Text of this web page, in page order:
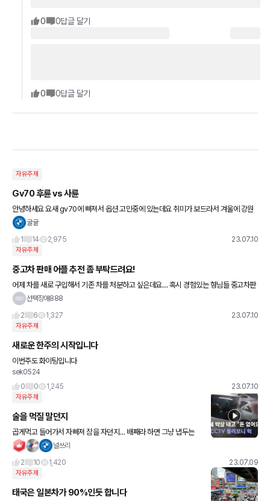
0 0답글 달기
0 0답글 달기
자유주제
Gv70 후륜 vs 사륜
안녕하세요 요새 gv70에 빠져서 옵션 고민중에 있는데요 취미가 보드라서 겨울에 강원
권 스키장으로 자주 다니는상황에서 사륜 도움이 많이 될까요? 윈터타이어는 무조건 장
굴귤
1
14 2,975 23.07.10
자유주제
중고차 판매 어플 추전 좀 부탁드려요!
어제 차를 새로 구입해서 기존 차를 처분하고 싶은데요… 혹시 경험있는 형님들 중고차판
매어플 추전 부탁드립니다. 꾸벅!
선택장애888
2
6 1,327 23.07.10
자유주제
새로운 한주의 시작입니다
이번주도 화이팅입니다
sek0524
0
0 1,245 23.07.10
자유주제
술을 먹질 말던지
곱게먹고 들어가서 자빠져 잠을 자던지… 배째라 하면 그냥 냅두는
널쓰리
2
10 1,420 23.07.09
자유주제
태국은 일본차가 90%인듯 합니다